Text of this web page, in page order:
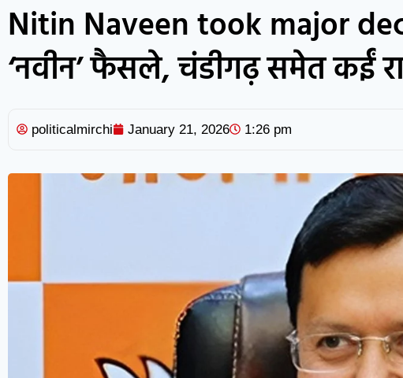
Nitin Naveen took major
‘नवीन’ फैसले, चंडीगढ़ समेत कईं
politicalmirchi January 21, 2026 1:26 pm